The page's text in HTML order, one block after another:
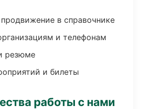
в справочнике
и телефонам
резюме
и билеты
работы с нами